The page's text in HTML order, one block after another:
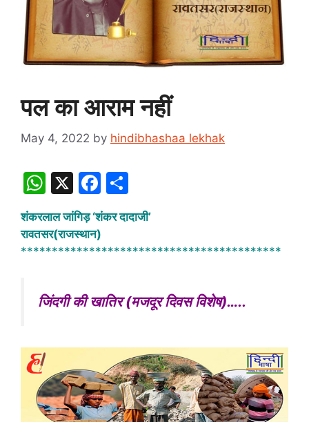
पल का आराम नहीं
May 4, 2022 by hindibhashaa lekhak
W
at
s
p
p
X
F
a
c
e
o
o
ar
e
शंकरलाल जांगिड़ ‘शंकर दादाजी’
रावतसर(राजस्थान)
******************************************
जिंदगी की खातिर (मजदूर दिवस विशेष)…..